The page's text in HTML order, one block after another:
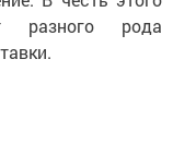
разного рода